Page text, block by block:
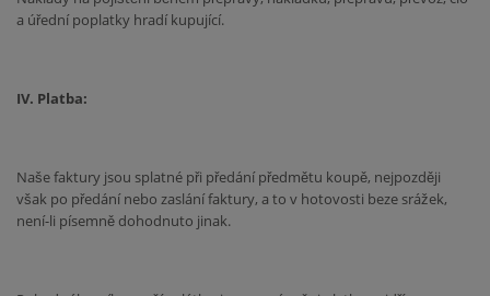
a úřední poplatky hradí kupující.
IV. Platba:
Naše faktury jsou splatné při předání předmětu koupě, nejpozději
však po předání nebo zaslání faktury, a to v hotovosti beze srážek,
není-li písemně dohodnuto jinak.